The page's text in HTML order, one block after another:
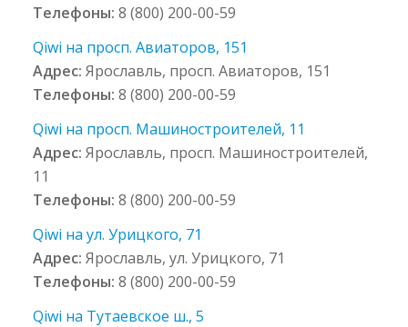
Телефоны:8 (800) 200-00-59
Qiwi на просп. Авиаторов, 151
Адрес:Ярославль, просп. Авиаторов, 151
Телефоны:8 (800) 200-00-59
Qiwi на просп. Машиностроителей, 11
Адрес:Ярославль, просп. Машиностроителей,
11
Телефоны:8 (800) 200-00-59
Qiwi на ул. Урицкого, 71
Адрес:Ярославль, ул. Урицкого, 71
Телефоны:8 (800) 200-00-59
Qiwi на Тутаевское ш., 5